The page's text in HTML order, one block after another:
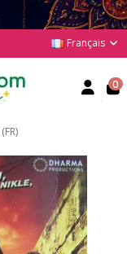
Français
0